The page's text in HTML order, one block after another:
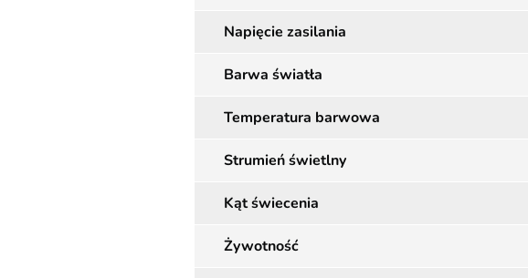
Napięcie zasilania
Barwa światła
Temperatura barwowa
Strumień świetlny
Kąt świecenia
Żywotność